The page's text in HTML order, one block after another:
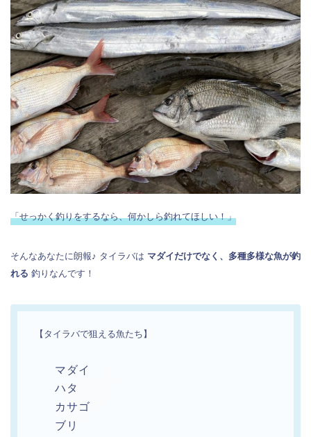
「せっかく釣りをするなら、何かしら釣れてほしい！」
そんなあなたに朗報♪ タイラバは マダイだけでなく、多種多様な魚が釣
れる 釣りなんです！
【タイラバで狙える魚たち】
マダイ
ハタ
カサゴ
ブリ